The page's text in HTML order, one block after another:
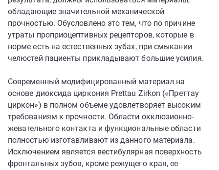
обладающие значительной механической
прочностью. Обусловлено это тем, что по причине
утраты проприоцептивных рецепторов, которые в
норме есть на естественных зубах, при смыкании
челюстей пациенты прикладывают большие усилия.
Современный модифицированный материал на
основе диоксида циркония Prettau Zirkon («Преттау
циркон») в полном объеме удовлетворяет высоким
требованиям к прочности. Области окклюзионно-
жевательного контакта и функциональные области
полностью изготавливают из данного материала.
Исключением является вестибулярная поверхность
фронтальных зубов, кроме режущего края, ее